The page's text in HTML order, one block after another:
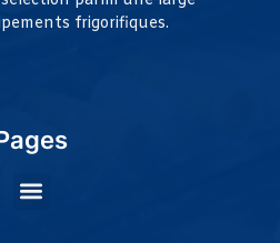
frigorifiques.